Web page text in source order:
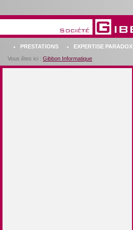
PRESTATIONS EXPERTISE PARADOX
Vous êtes ici : Gibbon Informatique